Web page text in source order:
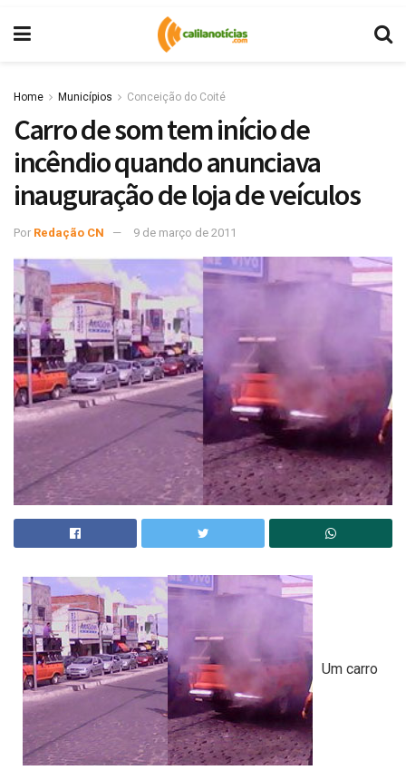
Home Municípios Conceição do Coité
Carro de som tem início de
incêndio quando anunciava
inauguração de loja de veículos
Por Redação CN 9 de março de 2011
Um carro